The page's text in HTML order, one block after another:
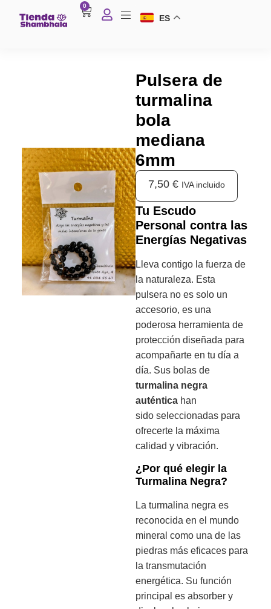
0
ES
Pulsera de
turmalina
bola
mediana
6mm
7,50 € IVA incluido
Tu Escudo
Personal contra las
Energías Negativas
Lleva contigo la fuerza de
la naturaleza. Esta
pulsera no es solo un
accesorio, es una
poderosa herramienta de
protección diseñada para
acompañarte en tu día a
día. Sus bolas de
turmalina negra
auténtica han
sido seleccionadas para
ofrecerte la máxima
calidad y vibración.
¿Por qué elegir la
Turmalina Negra?
La turmalina negra es
reconocida en el mundo
mineral como una de las
piedras más eficaces para
la transmutación
energética. Su función
principal es absorber y